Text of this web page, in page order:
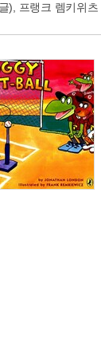
), 프랭크 렘키위츠